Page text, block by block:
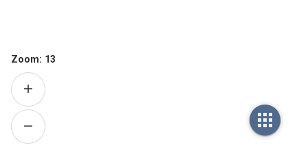
Zoom: 13